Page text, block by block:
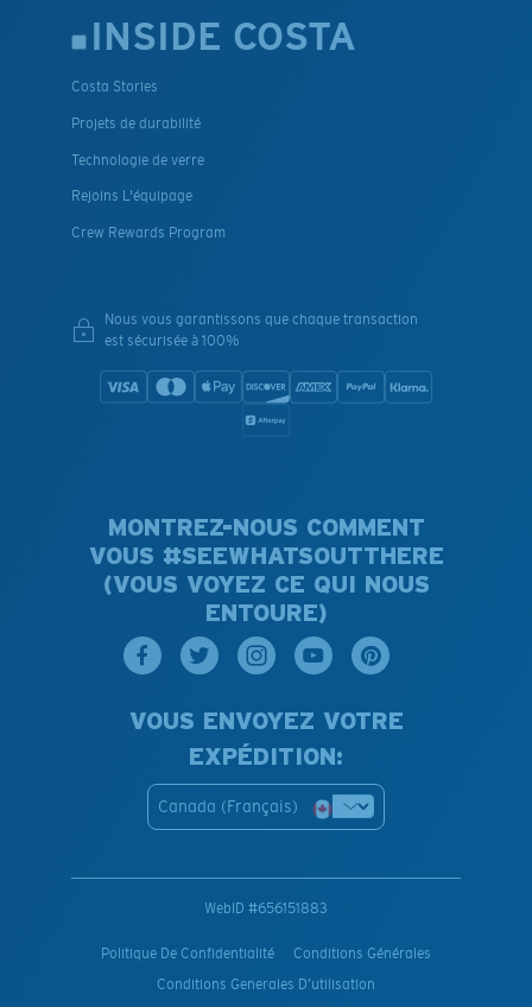
INSIDE COSTA
Costa Stories
Projets de durabilité
Technologie de verre
Rejoins L'équipage
Crew Rewards Program
Nous vous garantissons que chaque transaction
est sécurisée à 100%
MONTREZ-NOUS COMMENT
VOUS #SEEWHATSOUTTHERE
(VOUS VOYEZ CE QUI NOUS
ENTOURE)
VOUS ENVOYEZ VOTRE
EXPÉDITION:
Canada (Français)
WebID #656151883
Politique De Confidentialité
Conditions Générales
Conditions Generales D’utilisation